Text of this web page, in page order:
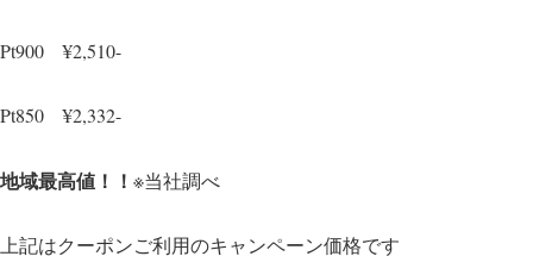
Pt900 ¥2,510-
Pt850 ¥2,332-
地域最高値！！ ※当社調べ
上記はクーポンご利用のキャンペーン価格です